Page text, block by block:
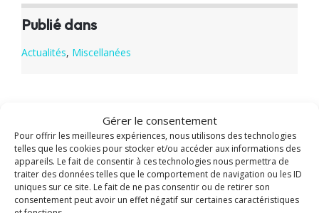
Gérer le consentement
Pour offrir les meilleures expériences, nous utilisons des technologies
telles que les cookies pour stocker et/ou accéder aux informations des
appareils. Le fait de consentir à ces technologies nous permettra de
traiter des données telles que le comportement de navigation ou les ID
uniques sur ce site. Le fait de ne pas consentir ou de retirer son
consentement peut avoir un effet négatif sur certaines caractéristiques
Publié dans
Actualités, Miscellanées
Partager cet article
𝕏